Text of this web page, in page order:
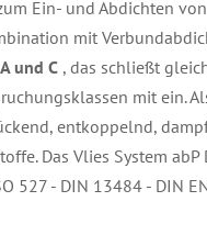
Ein- und Abdichten
mit
und C, das schließt
mit ein.
entkoppelnd,
Das Vlies System
527 - DIN 13484 - DIN